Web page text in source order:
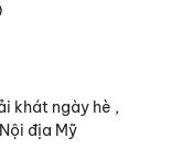
khát ngày hè ,
Nội địa Mỹ